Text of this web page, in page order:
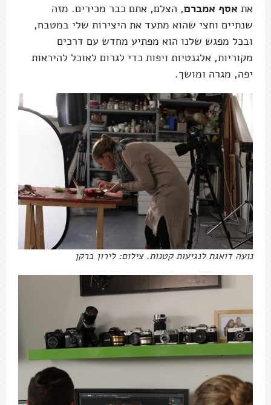
את אסף אמברם, הצלם, אתם כבר מכירים. מזה
שנתיים וחצי שהוא מתעד את היצירות שלי במטבח,
ובכל מפגש שלנו הוא מפתיע מחדש עם דרכים
מקוריות, אלגנטיות ויפות כדי לגרום לאוכל להיראות
יפה, מגרה ומושך.
נועה דואגת לנגיעות קטנות. צילום: לירון ברקן